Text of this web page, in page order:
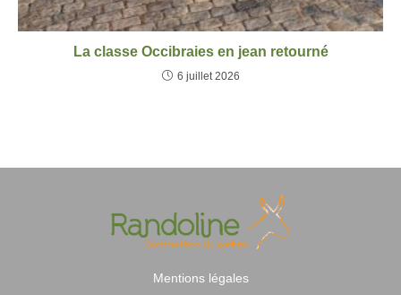
La classe Occibraies en jean retourné
6 juillet 2026
Mentions légales